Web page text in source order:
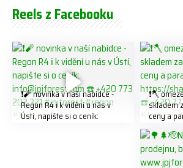
Reels z Facebooku
❗️🧨 novinka v naší nabídce -
Regon R4 ℹ️ k vidění u nás v
Ústí, napište si o ceník:
❗️🪓
skladem
ceny a
https://
321